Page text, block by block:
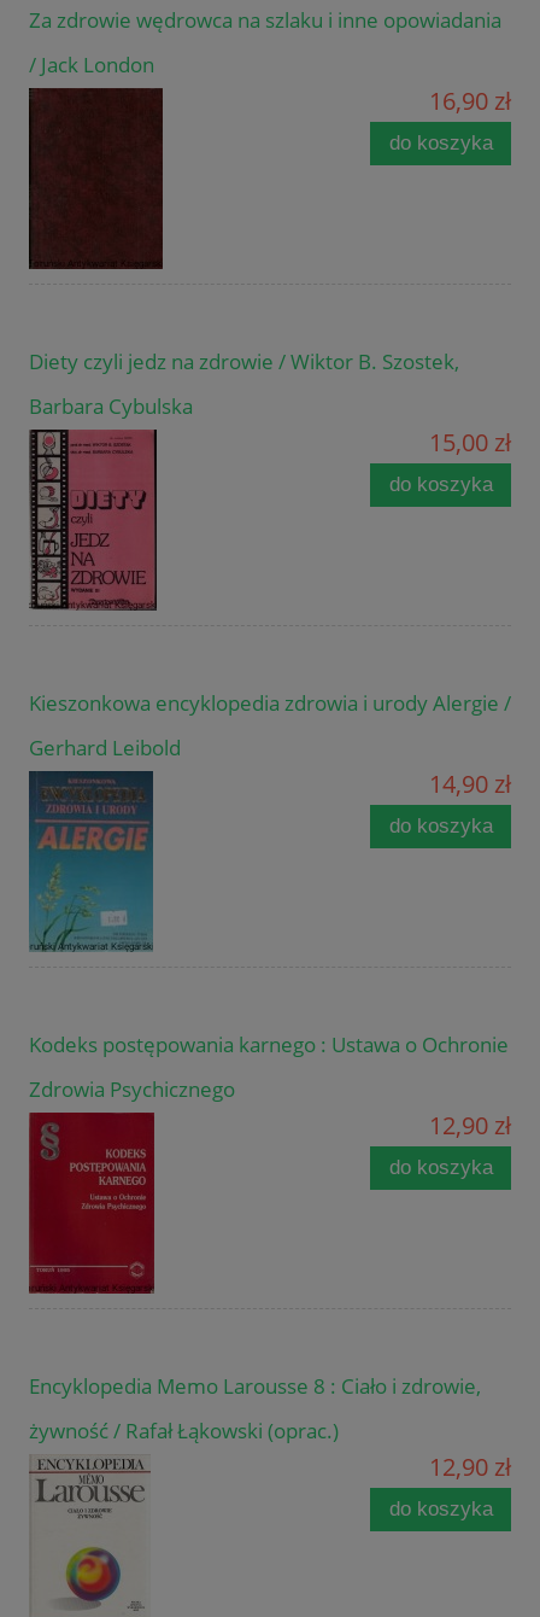
Za zdrowie wędrowca na szlaku i inne opowiadania
/ Jack London
16,90 zł
do koszyka
Diety czyli jedz na zdrowie / Wiktor B. Szostek,
Barbara Cybulska
15,00 zł
do koszyka
Kieszonkowa encyklopedia zdrowia i urody Alergie /
Gerhard Leibold
14,90 zł
do koszyka
Kodeks postępowania karnego : Ustawa o Ochronie
Zdrowia Psychicznego
12,90 zł
do koszyka
Encyklopedia Memo Larousse 8 : Ciało i zdrowie,
żywność / Rafał Łąkowski (oprac.)
12,90 zł
do koszyka